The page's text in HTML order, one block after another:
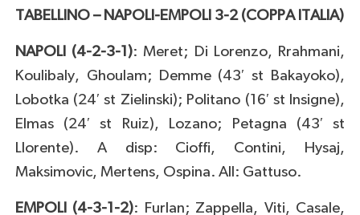
TABELLINO – NAPOLI-EMPOLI 3-2 (COPPA ITALIA)
NAPOLI (4-2-3-1): Meret; Di Lorenzo, Rrahmani,
Koulibaly, Ghoulam; Demme (43′ st Bakayoko),
Lobotka (24′ st Zielinski); Politano (16′ st Insigne),
Elmas (24′ st Ruiz), Lozano; Petagna (43′ st
Llorente). A disp: Cioffi, Contini, Hysaj,
Maksimovic, Mertens, Ospina. All: Gattuso.
EMPOLI (4-3-1-2): Furlan; Zappella, Viti, Casale,